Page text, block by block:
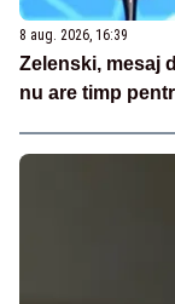
8 aug. 2026, 16:39
Zelenski, mesaj
nu are timp